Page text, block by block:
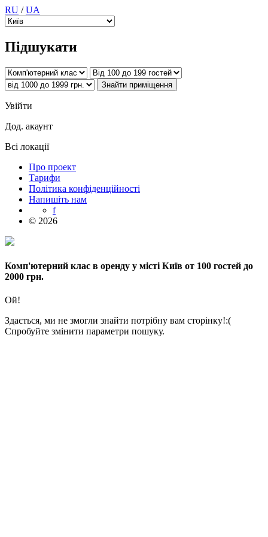
RU /UA
Підшукати
Увійти
Дод. акаунт
Всі локації
Про проект
Тарифи
Політика конфіденційності
Напишіть нам
f
© 2026
Комп'ютерний клас в оренду у місті Київ от 100 гостей до
2000 грн.
Ой!
Здається, ми не змогли знайти потрібну вам сторінку!:(
Спробуйте змінити параметри пошуку.